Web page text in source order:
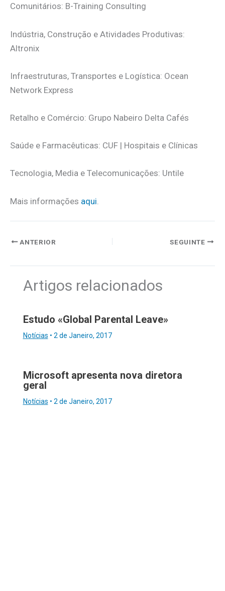
Comunitários: B-Training Consulting
Indústria, Construção e Atividades Produtivas:
Altronix
Infraestruturas, Transportes e Logística: Ocean
Network Express
Retalho e Comércio: Grupo Nabeiro Delta Cafés
Saúde e Farmacêuticas: CUF | Hospitais e Clínicas
Tecnologia, Media e Telecomunicações: Untile
Mais informações aqui
ANTERIOR SEGUINTE
Artigos relacionados
Estudo «Global Parental Leave»
Notícias • 2 de Janeiro, 2017
Microsoft apresenta nova diretora
geral
Notícias • 2 de Janeiro, 2017